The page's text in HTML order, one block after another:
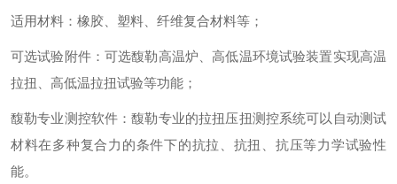
适用材料 ： 橡胶、塑料、纤维复合材料等 ；
可选试验附件：可选馥勒高温炉、高低温环境试验装置实现高温
拉扭、高低温拉扭试验等功能 ；
馥勒专业测控软件 ：馥勒专业的拉扭压扭测控系统可以自动测试
材料在多种复合力的条件下的抗拉、抗扭、抗压等力学试验性
能。